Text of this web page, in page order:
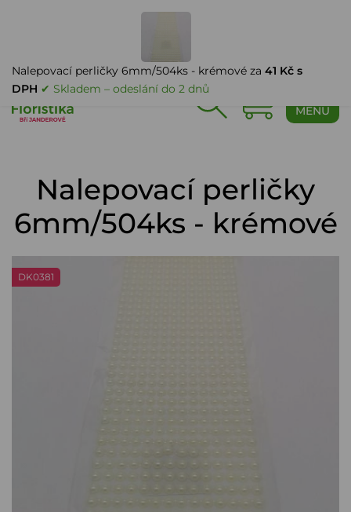
MENU
Nalepovací perličky
6mm/504ks - krémové
DK0381
Nalepovací perličky 6mm/504ks - krémové za 41 Kč s
DPH ✔ Skladem – odeslání do 2 dnů